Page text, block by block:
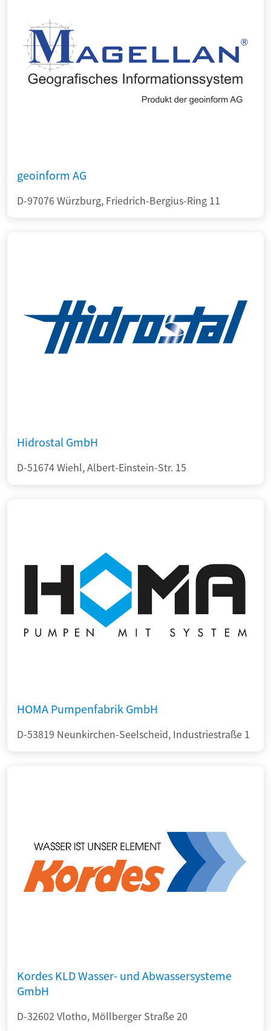
geoinform AG
D-97076 Würzburg, Friedrich-Bergius-Ring 11
Hidrostal GmbH
D-51674 Wiehl, Albert-Einstein-Str. 15
HOMA Pumpenfabrik GmbH
D-53819 Neunkirchen-Seelscheid, Industriestraße 1
Kordes KLD Wasser- und Abwassersysteme
GmbH
D-32602 Vlotho, Möllberger Straße 20